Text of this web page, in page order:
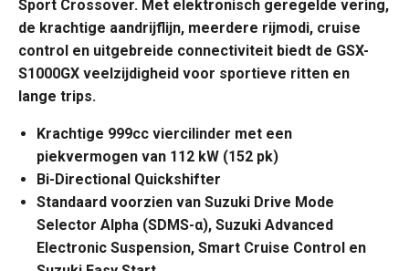
Sport Crossover. Met elektronisch geregelde vering,
de krachtige aandrijflijn, meerdere rijmodi, cruise
control en uitgebreide connectiviteit biedt de GSX-
S1000GX veelzijdigheid voor sportieve ritten en
lange trips.
Krachtige 999cc viercilinder met een
piekvermogen van 112 kW (152 pk)
Bi-Directional Quickshifter
Standaard voorzien van Suzuki Drive Mode
Selector Alpha (SDMS-α), Suzuki Advanced
Electronic Suspension, Smart Cruise Control en